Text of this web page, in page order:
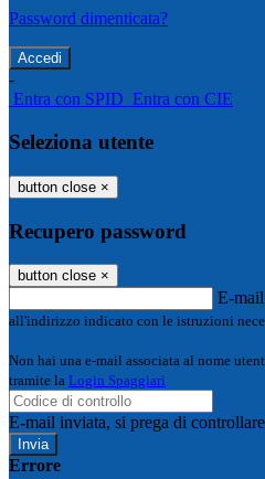
Password dimenticata?
-
Entra con SPID Entra con CIE
Seleziona utente
button close ×
Recupero password
button close ×
E-mail
all'indirizzo indicato con le istruzioni
Non hai una e-mail associata al nome
tramite la Login Spaggiari
E-mail inviata, si prega di
Errore